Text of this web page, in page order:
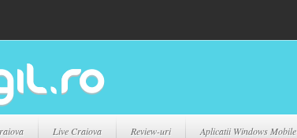
Live Craiova Review-uri Aplicatii Windows Mobile